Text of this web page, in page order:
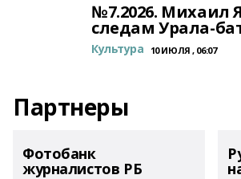
№7.2026. Михаил
следам Урала-
Культура 10 ИЮЛЯ , 06:07
Партнеры
Фотобанк
журналистов РБ